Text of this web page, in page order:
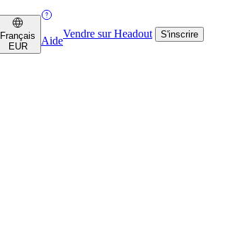
Français
EUR
Aide
Vendre sur Headout S'inscrire